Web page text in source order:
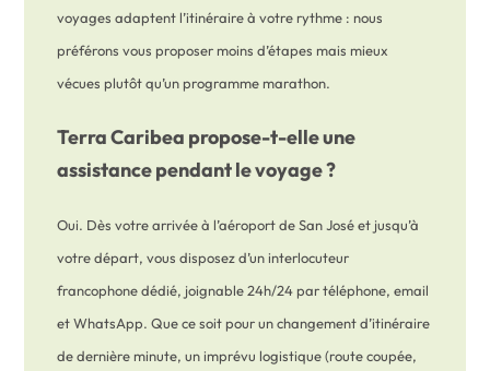
voyages adaptent l’itinéraire à votre rythme : nous
préférons vous proposer moins d’étapes mais mieux
vécues plutôt qu’un programme marathon.
Terra Caribea propose-t-elle une
assistance pendant le voyage ?
Oui. Dès votre arrivée à l’aéroport de San José et jusqu’à
votre départ, vous disposez d’un interlocuteur
francophone dédié, joignable 24h/24 par téléphone, email
et WhatsApp. Que ce soit pour un changement d’itinéraire
de dernière minute, un imprévu logistique (route coupée,